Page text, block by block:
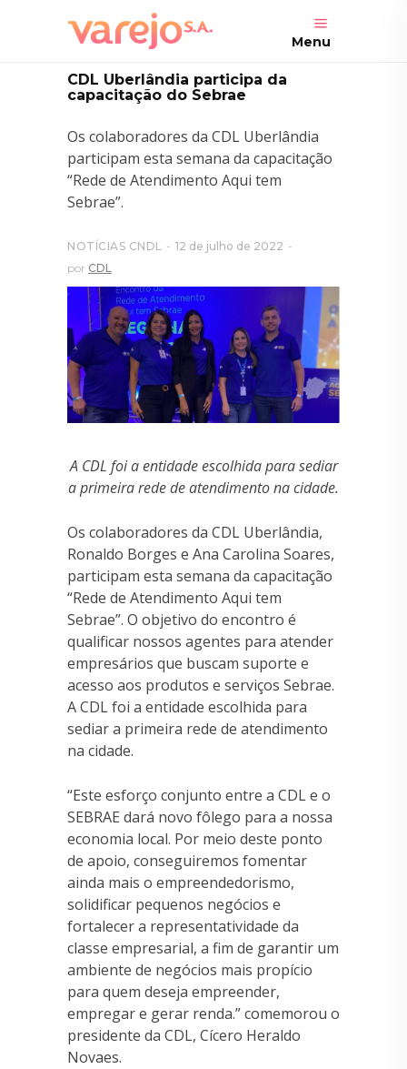
Menu
CDL Uberlândia participa da
capacitação do Sebrae
Os colaboradores da CDL Uberlândia
participam esta semana da capacitação
“Rede de Atendimento Aqui tem
Sebrae”.
NOTÍCIAS CNDL
12 de julho de 2022
por CDL
A CDL foi a entidade escolhida para sediar
a primeira rede de atendimento na cidade.
Os colaboradores da CDL Uberlândia,
Ronaldo Borges e Ana Carolina Soares,
participam esta semana da capacitação
“Rede de Atendimento Aqui tem
Sebrae”. O objetivo do encontro é
qualificar nossos agentes para atender
empresários que buscam suporte e
acesso aos produtos e serviços Sebrae.
A CDL foi a entidade escolhida para
sediar a primeira rede de atendimento
na cidade.
“Este esforço conjunto entre a CDL e o
SEBRAE dará novo fôlego para a nossa
economia local. Por meio deste ponto
de apoio, conseguiremos fomentar
ainda mais o empreendedorismo,
solidificar pequenos negócios e
fortalecer a representatividade da
classe empresarial, a fim de garantir um
ambiente de negócios mais propício
para quem deseja empreender,
empregar e gerar renda.” comemorou o
presidente da CDL, Cícero Heraldo
Novaes.